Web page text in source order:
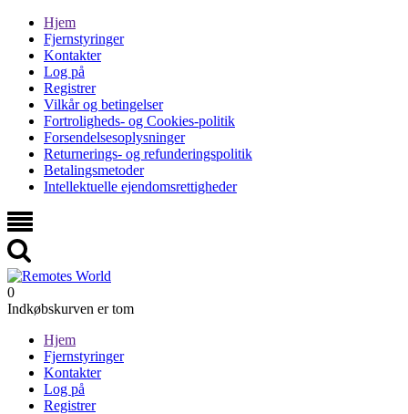
Hjem
Fjernstyringer
Kontakter
Log på
Registrer
Vilkår og betingelser
Fortroligheds- og Cookies-politik
Forsendelsesoplysninger
Returnerings- og refunderingspolitik
Betalingsmetoder
Intellektuelle ejendomsrettigheder
0
Indkøbskurven er tom
Hjem
Fjernstyringer
Kontakter
Log på
Registrer